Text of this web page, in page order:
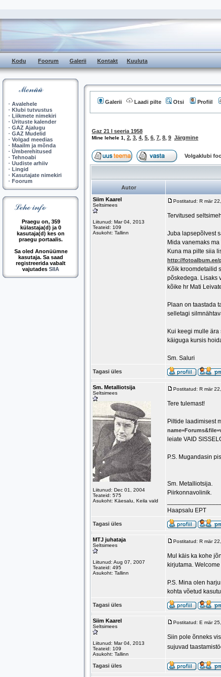
Kodu Foorum Galerii Kontakt Kuuluta
· Avalehele
· Klubi tutvustus
· Liikmete nimekiri
· Ürituste kalender
· GAZ Ajalugu
· GAZ Mudelid
· Volgad meedias
· Maailm ja mõnda
· Ümberehitused
· Tehnoabi
· Uudiste arhiiv
· Lingid
· Kasutajate nimekiri
· Foorum
Praegu on, 359
külastaja(d) ja 0
kasutaja(d) kes on
praegu portaalis.
Sa oled Anonüümne
kasutaja. Sa saad
registreerida vabalt
vajutades SIIA
Galerii Laadi pilte Otsi Profiil
Gaz 21 I seeria 1958
Mine lehele 1 2 3 4 5 6 7 8 9 Järgmine
Volgaklubi
Autor
Siim Kaarel
Seltsimees
Liitunud: Mar 04, 2013
Teateid: 109
Asukoht: Tallinn
Postitatud: R mär
Tervitused
Juba lapsepõlvest
Mida vanemaks
Kuna ma pilte siia
http://fotoalbum.ee/
Kõik kroomdetailid
põskedega. Lisaks
kõike hr Mati
Plaan on taastada
selletagi
Kui keegi mulle
käiguga kursis
Sm. Saluri
Tagasi üles
Sm. Metalliotsija
Seltsimees
Liitunud: Dec 01, 2004
Teateid: 575
Asukoht: Käesalu, Keila vald
Postitatud: R mär
Tere tulemast!
Piltide laadimisest
leiate VAID
P.S. Mugandasin
Sm. Metalliotsija.
Piirkonnavolinik.
Haapsalu EPT
Tagasi üles
MTJ juhataja
Seltsimees
Liitunud: Aug 07, 2007
Teateid: 495
Asukoht: Tallinn
Postitatud: R mär
Mul käis ka kohe
kirjutama.
P.S. Mina olen
kohta võetud
Tagasi üles
Siim Kaarel
Seltsimees
Liitunud: Mar 04, 2013
Teateid: 109
Asukoht: Tallinn
Postitatud: E mär
Siin pole õnneks
sujuvad
Tagasi üles